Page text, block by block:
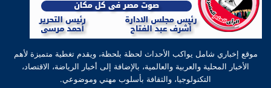
موقع إخباري شامل يواكب الأحداث لحظة بلحظة، ويقدم تغطية متميزة لأهم
الأخبار المحلية والعربية والعالمية، بالإضافة إلى أخبار الرياضة، الاقتصاد،
التكنولوجيا، والثقافة بأسلوب مهني وموضوعي.